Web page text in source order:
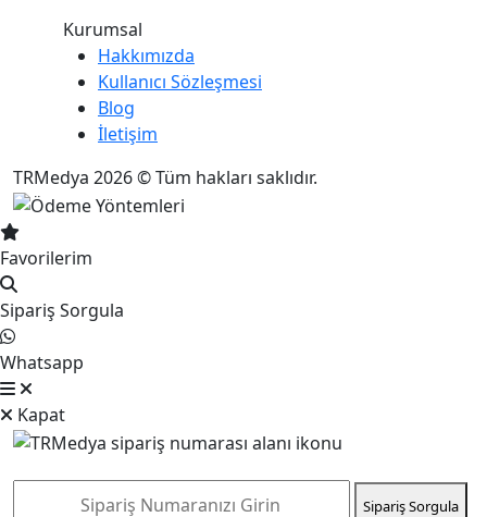
Kurumsal
Hakkımızda
Kullanıcı Sözleşmesi
Blog
İletişim
TRMedya 2026 © Tüm hakları saklıdır.
Favorilerim
Sipariş Sorgula
Whatsapp
Kapat
Sipariş Sorgula